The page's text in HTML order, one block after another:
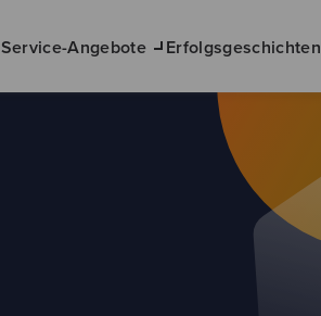
Service-Angebote Erfolgsgeschichten